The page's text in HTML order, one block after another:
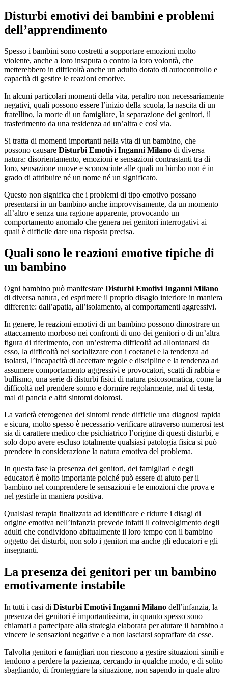
Disturbi emotivi dei bambini e problemi
dell’apprendimento
Spesso i bambini sono costretti a sopportare emozioni molto
violente, anche a loro insaputa o contro la loro volontà, che
metterebbero in difficoltà anche un adulto dotato di autocontrollo e
capacità di gestire le reazioni emotive.
In alcuni particolari momenti della vita, peraltro non necessariamente
negativi, quali possono essere l’inizio della scuola, la nascita di un
fratellino, la morte di un famigliare, la separazione dei genitori, il
trasferimento da una residenza ad un’altra e così via.
Si tratta di momenti importanti nella vita di un bambino, che
possono causare Disturbi Emotivi Inganni Milano di diversa
natura: disorientamento, emozioni e sensazioni contrastanti tra di
loro, sensazione nuove e sconosciute alle quali un bimbo non è in
grado di attribuire né un nome né un significato.
Questo non significa che i problemi di tipo emotivo possano
presentarsi in un bambino anche improvvisamente, da un momento
all’altro e senza una ragione apparente, provocando un
comportamento anomalo che genera nei genitori interrogativi ai
quali è difficile dare una risposta precisa.
Quali sono le reazioni emotive tipiche di
un bambino
Ogni bambino può manifestare Disturbi Emotivi Inganni Milano
di diversa natura, ed esprimere il proprio disagio interiore in maniera
differente: dall’apatia, all’isolamento, ai comportamenti aggressivi.
In genere, le reazioni emotivi di un bambino possono dimostrare un
attaccamento morboso nei confronti di uno dei genitori o di un’altra
figura di riferimento, con un’estrema difficoltà ad allontanarsi da
esso, la difficoltà nel socializzare con i coetanei e la tendenza ad
isolarsi, l’incapacità di accettare regole e discipline e la tendenza ad
assumere comportamento aggressivi e provocatori, scatti di rabbia e
bullismo, una serie di disturbi fisici di natura psicosomatica, come la
difficoltà nel prendere sonno e dormire regolarmente, mal di testa,
mal di pancia e altri sintomi dolorosi.
La varietà eterogenea dei sintomi rende difficile una diagnosi rapida
e sicura, molto spesso è necessario verificare attraverso numerosi test
sia di carattere medico che psichiatrico l’origine di questi disturbi, e
solo dopo avere escluso totalmente qualsiasi patologia fisica si può
prendere in considerazione la natura emotiva del problema.
In questa fase la presenza dei genitori, dei famigliari e degli
educatori è molto importante poiché può essere di aiuto per il
bambino nel comprendere le sensazioni e le emozioni che prova e
nel gestirle in maniera positiva.
Qualsiasi terapia finalizzata ad identificare e ridurre i disagi di
origine emotiva nell’infanzia prevede infatti il coinvolgimento degli
adulti che condividono abitualmente il loro tempo con il bambino
oggetto dei disturbi, non solo i genitori ma anche gli educatori e gli
insegnanti.
La presenza dei genitori per un bambino
emotivamente instabile
In tutti i casi di Disturbi Emotivi Inganni Milano dell’infanzia, la
presenza dei genitori è importantissima, in quanto spesso sono
chiamati a partecipare alla strategia elaborata per aiutare il bambino a
vincere le sensazioni negative e a non lasciarsi sopraffare da esse.
Talvolta genitori e famigliari non riescono a gestire situazioni simili e
tendono a perdere la pazienza, cercando in qualche modo, e di solito
sbagliando, di fronteggiare la situazione, non sapendo in quale altro